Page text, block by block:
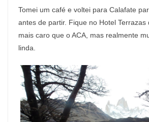
Tomei um café e voltei para Calafate
antes de partir. Fique no Hotel Terrazas
mais caro que o ACA, mas realmente
linda.